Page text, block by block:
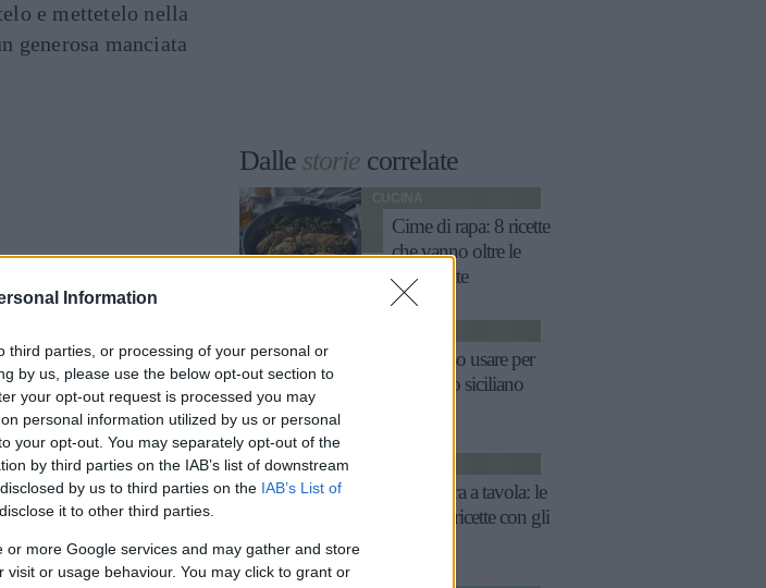
Information
third parties, or processing of your personal or
by us, please use the below opt-out section to
your opt-out request is processed you may
personal information utilized by us or personal
your opt-out. You may separately opt-out of the
by third parties on the IAB’s list of downstream
by us to third parties on the IAB’s List of
it to other third parties.
more Google services and may gather and store
or usage behaviour. You may click to grant or
e mettetelo nella
generosa manciata
Dalle storie correlate
CUCINA
Cime di rapa: 8 ricette
che vanno oltre le
orecchiette
Quale riso usare per
l'arancino siciliano
Primavera a tavola: le
migliori ricette con gli